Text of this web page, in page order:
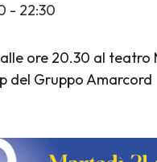
- 22:30
alle ore 20.30 al
del Gruppo Amarcord